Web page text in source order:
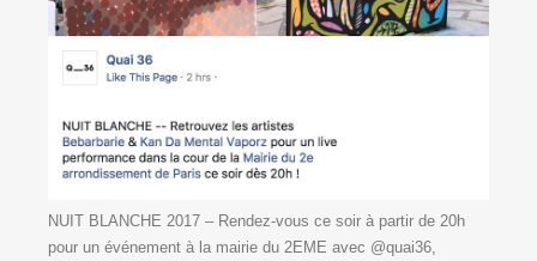
NUIT BLANCHE 2017 – Rendez-vous ce soir à partir de 20h
pour un événement à la mairie du 2EME avec @quai36,